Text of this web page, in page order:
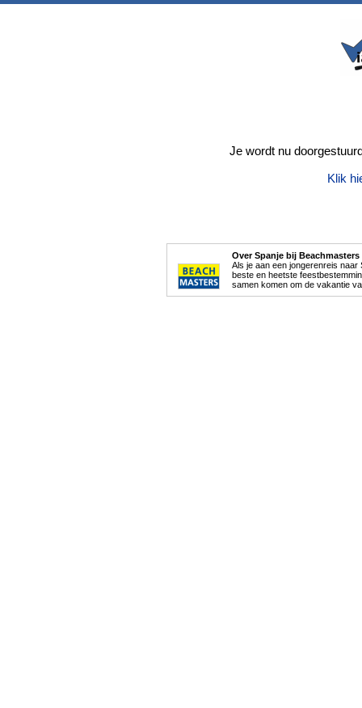
Je wordt nu
Klik
Over Spanje bij Beachmasters
Als je aan een jongerenreis
beste en heetste
samen komen om de vakantie